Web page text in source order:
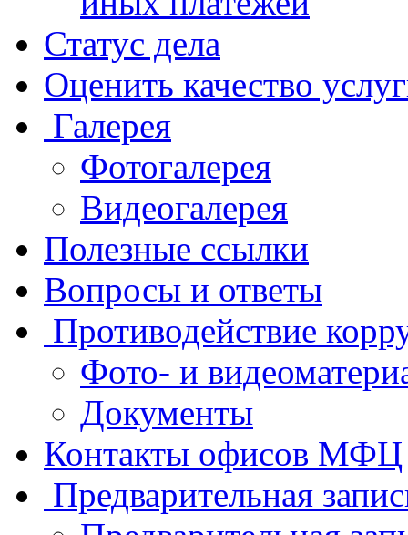
Статус дела
Оценить качество
Галерея
Фотогалерея
Видеогалерея
Полезные ссылки
Вопросы и ответы
Противодействие
Фото- и
Документы
Контакты офисов МФЦ
Предварительная